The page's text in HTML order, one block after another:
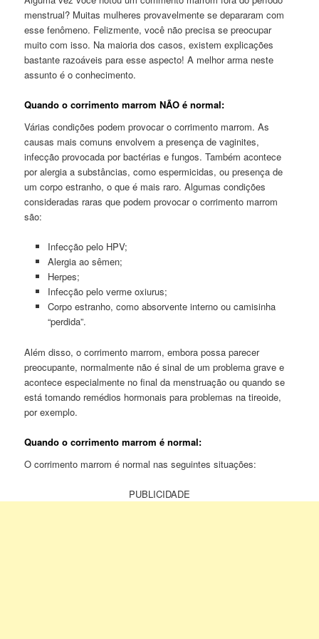
menstrual? Muitas mulheres provavelmente se depararam com
esse fenômeno. Felizmente, você não precisa se preocupar
muito com isso. Na maioria dos casos, existem explicações
bastante razoáveis ​​para esse aspecto! A melhor arma neste
assunto é o conhecimento.
Quando o corrimento marrom NÃO é normal:
Várias condições podem provocar o corrimento marrom. As
causas mais comuns envolvem a presença de vaginites,
infecção provocada por bactérias e fungos. Também acontece
por alergia a substâncias, como espermicidas, ou presença de
um corpo estranho, o que é mais raro. Algumas condições
consideradas raras que podem provocar o corrimento marrom
são:
Infecção pelo HPV;
Alergia ao sêmen;
Herpes;
Infecção pelo verme oxiurus;
Corpo estranho, como absorvente interno ou camisinha
“perdida”.
Além disso, o corrimento marrom, embora possa parecer
preocupante, normalmente não é sinal de um problema grave e
acontece especialmente no final da menstruação ou quando se
está tomando remédios hormonais para problemas na tireoide,
por exemplo.
Quando o corrimento marrom é normal:
O corrimento marrom é normal nas seguintes situações:
PUBLICIDADE